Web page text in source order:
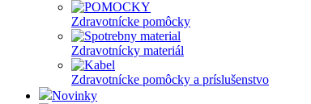
Zdravotnícke pomôcky
Zdravotnícky materiál
Zdravotnícke pomôcky a príslušenstvo
Novinky